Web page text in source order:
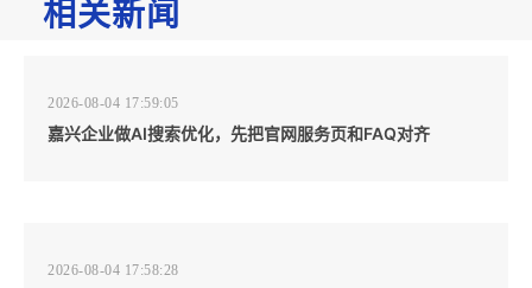
相关新闻
2026-08-04 17:59:05
嘉兴企业做AI搜索优化，先把官网服务页和FAQ对齐
2026-08-04 17:58:28